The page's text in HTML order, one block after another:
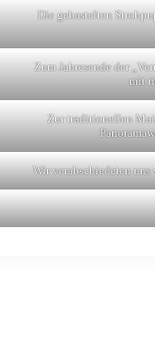
Die gebastelten
Zum Jahresende der
mit
Zur traditionellen
Wir verabschiedeten